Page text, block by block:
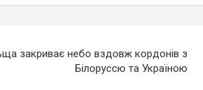
закриває небо вздовж кордонів з
Білоруссю та Україною